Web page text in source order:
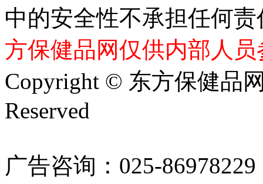
中的安全性不承担任何
方保健品网仅供内部人
Copyright © 东方保健品
Reserved
广告咨询：025-86978229